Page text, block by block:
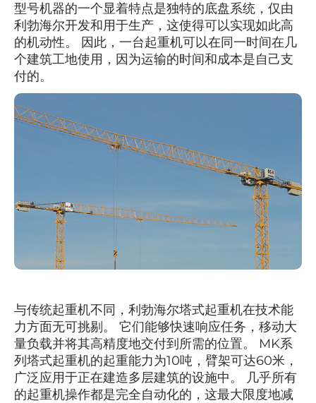
型号机器的一个显着特点是独特的底盘系统，仅由
利勃海尔开发和用于生产，这使得可以实现如此高
的机动性。 因此，一台起重机可以在同一时间在几
个建筑工地使用，因为运输的时间和成本是自己支
付的。
与传统起重机不同，利勃海尔塔式起重机在技术能
力方面无可挑剔。 它们能够快速响应任务，移动大
量负载并将其高精度地交付到所需的位置。 MK系
列塔式起重机的起重能力为10吨，臂架可达60米，
广泛应用于正在建造多层建筑的设施中。 几乎所有
的起重机操作都是完全自动化的，这最大限度地减